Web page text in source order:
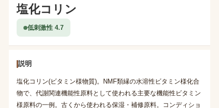
塩化コリン
低刺激性 4.7
説明
塩化コリン(ビタミン様物質)。NMF類縁の水溶性ビタミン様化合
物で、代謝関連機能性原料として使われる主要な機能性ビタミン
様原料の一例。古くから使われる保湿・補修原料。コンディショ